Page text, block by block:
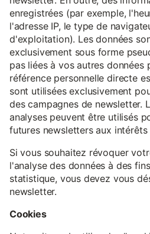
enregistrées (par exemple,
l'adresse IP, le type de
d'exploitation). Les données
exclusivement sous forme
pas liées à vos autres données
référence personnelle directe
sont utilisées exclusivement
des campagnes de newsletter.
analyses peuvent être utilisés
futures newsletters aux intérêts
Si vous souhaitez révoquer
l'analyse des données à des
statistique, vous devez vous
newsletter.
Cookies